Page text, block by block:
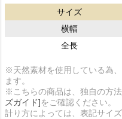
サイズ
横幅
全長
※天然素材を使用している為
ます。
※こちらの商品は、独自の方
ズガイド]をご確認ください。
計り方によっては、表記サイ